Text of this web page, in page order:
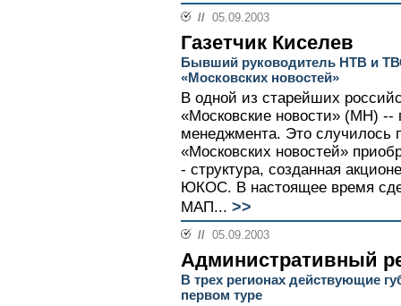
// 05.09.2003
Газетчик Киселев
Бывший руководитель НТВ и
«Московских новостей»
В одной из старейших
«Московские новости» (МН) --
менеджмента. Это случилось
«Московских новостей»
- структура, созданная
ЮКОС. В настоящее время
МАП... >>
// 05.09.2003
Административный
В трех регионах действующие
первом туре